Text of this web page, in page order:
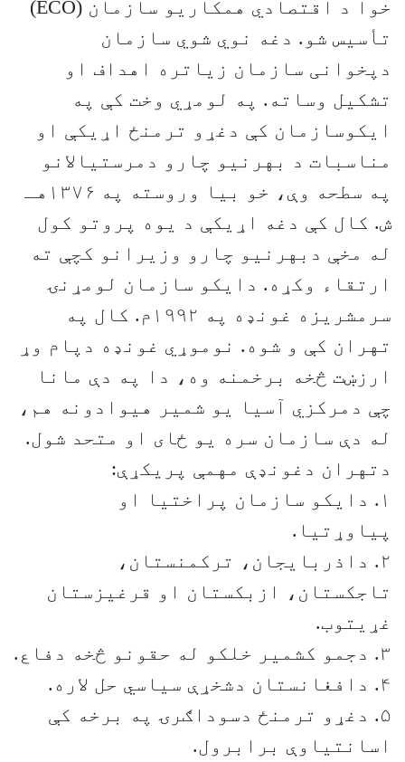
خوا د اقتصادي همکاريو سازمان (ECO)
تأسيس شو. دغه نوي شوي سازمان
دپخوانی سازمان زیاتره اهداف او
تشکیل وساته. په لومړي وخت کې په
ایکوسازمان کې دغړو ترمنځ اړيکې او
مناسبات د بهرنيو چارو دمرستيالانو
په سطحه وې، خو بيا وروسته په ۱۳۷۶هـ
ش. کال کې دغه اړيکې د يوه پروتو کول
له مخې دبهرنيو چارو وزيرانو کچې ته
ارتقاء وکړه. دايکو سازمان لومړنۍ
سرمشريزه غونډه په ۱۹۹۲م. کال په
تهران کې و شوه. نوموړي غونډه دپام وړ
ارزښت څخه برخمنه وه، دا په دې مانا
چې دمرکزي آسيا يو شمير هيوادونه هم،
له دې سازمان سره يو ځای او متحد شول.
دتهران دغونډې مهمې پريکړې:
۱. دايکو سازمان پراختيا او
پياوړتيا.
۲. داذربايجان، ترکمنستان،
تاجکستان، ازبکستان او قرغيزستان
غړيتوب.
۳. دجمو کشمير خلکو له حقونو څخه دفاع.
۴. دافغانستان دشخړې سياسي حل لاره.
۵. دغړو ترمنځ دسوداګرۍ په برخه کې
اسانتياوې برابرول.